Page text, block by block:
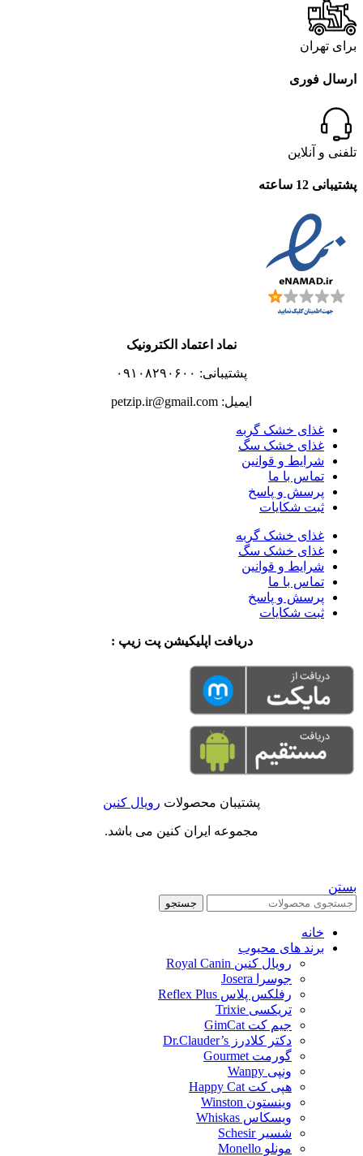
برای تهران
ارسال فوری
تلفنی و آنلاین
پشتیبانی 12 ساعته
نماد اعتماد الکترونیک
پشتیبانی: ۰۹۱۰۸۲۹۰۶۰۰
ایمیل: petzip.ir@gmail.com
غذای خشک گربه
غذای خشک سگ
شرایط و قوانین
تماس با ما
پرسش و پاسخ
ثبت شکایات
غذای خشک گربه
غذای خشک سگ
شرایط و قوانین
تماس با ما
پرسش و پاسخ
ثبت شکایات
دریافت اپلیکیشن پت زیپ :
پشتیبان محصولات رویال کنین
مجموعه ایران کنین می باشد.
بستن
جستجو
خانه
برند های محبوب
رویال کنین Royal Canin
جوسرا Josera
رفلکس پلاس Reflex Plus
تریکسی Trixie
جیم کت GimCat
دکتر کلادرز Dr.Clauder’s
گورمت Gourmet
ونپی Wanpy
هپی کت Happy Cat
وینستون Winston
ویسکاس Whiskas
شسیر Schesir
مونلو Monello